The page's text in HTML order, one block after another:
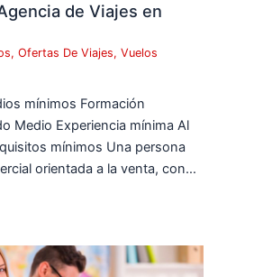
de Viajes en
,Ofertas De Viajes,Vuelos
mínimos Formación
Medio Experiencia mínima Al
mínimos Una persona
orientada a la venta, con…